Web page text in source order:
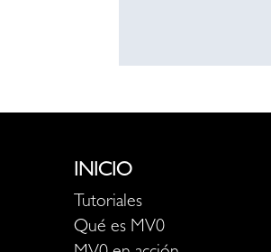
INICIO
Tutoriales
Qué es MV0